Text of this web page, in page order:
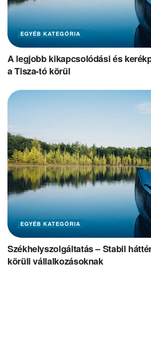
EGYÉB KATEGÓRIA
A legjobb kikapcsolódási és
a Tisza-tó körül
EGYÉB KATEGÓRIA
Székhelyszolgáltatás – Stabil
körüli vállalkozásoknak